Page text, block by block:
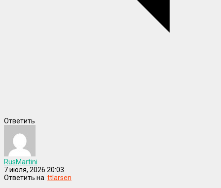
Ответить
RusMartini
7 июля, 2026 20:03
Ответить на ttlarsen